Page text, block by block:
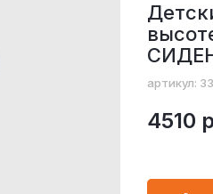
артикул:
4510